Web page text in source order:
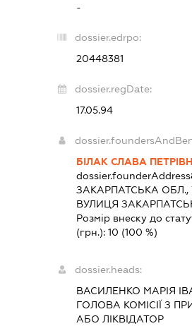
-
dossier.edrpo:
20448381
dossier.regDate:
17.05.94
БІЛАК СЛАВА
dossier.founderAddress
ЗАКАРПАТСЬКА
ВУЛИЦЯ
Розмір внеску до
(грн.): 10 (100 %)
dossier.heads:
ВАСИЛЕНКО МАРІЯ
ГОЛОВА КОМІСІЇ З
АБО ЛІКВІДАТОР